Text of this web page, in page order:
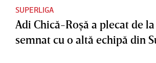
SUPERLIGA
Adi Chică-Roşă a plecat de
semnat cu o altă echipă din